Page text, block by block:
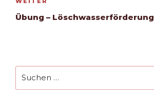
Beitrag
Übung – Löschwasserförderung
nach: